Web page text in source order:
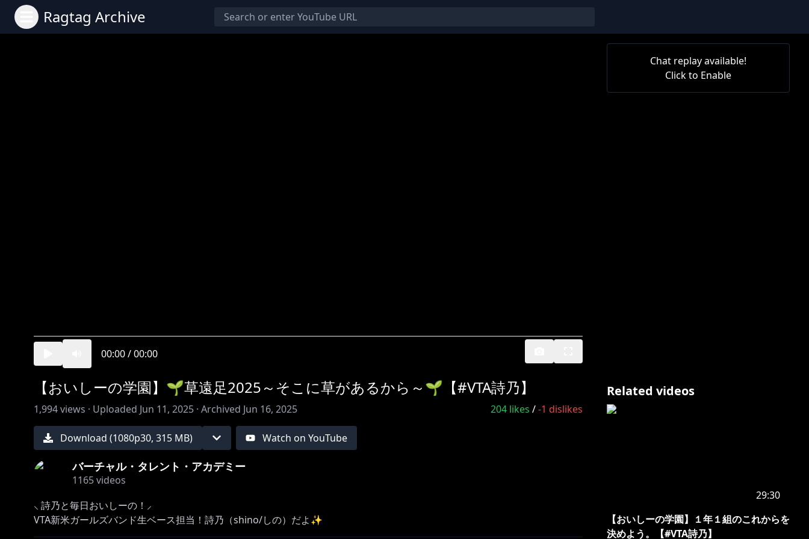
Ragtag Archive
00:00/00:00
Chat replay available!
Click to Enable
【おいしーの学園】🌱草遠足2025～そこに草があるから～🌱【#VTA詩乃】
1,994views · Uploaded Jun 11, 2025 · Archived Jun 16, 2025 204 likes /-1 dislikes
Download (1080p30, 315 MB) Watch on YouTube
バーチャル・タレント・アカデミー
1165videos
⸜ 詩乃と毎日おいしーの！⸝
VTA新米ガールズバンド生ベース担当！詩乃（shino/しの）だよ✨
🏫おいしーの学園5時間目
Related videos
29:30
【おいしーの学園】１年１組のこれからを
決めよう。【#VTA詩乃】